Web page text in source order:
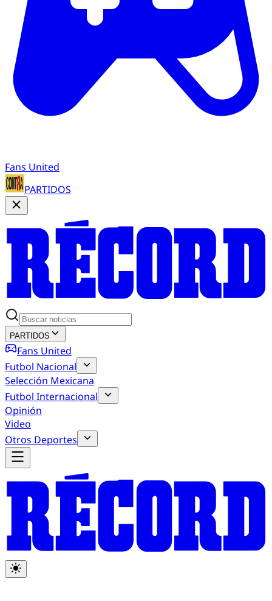
Fans United
PARTIDOS
PARTIDOS
Fans United
Futbol Nacional
Selección Mexicana
Futbol Internacional
Opinión
Video
Otros Deportes